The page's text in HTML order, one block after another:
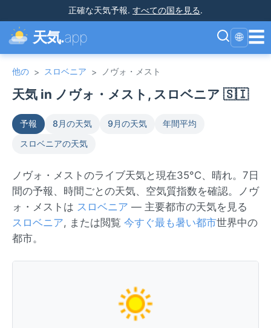
正確な天気予報. すべての国を見る.
天気.app 🌐 ☰
他の > スロベニア > ノヴォ・メスト
天気 in ノヴォ・メスト, スロベニア 🇸🇮
予報 8月の天気 9月の天気
年間平均
スロベニアの天気
ノヴォ・メストのライブ天気と現在35°C、晴れ。7日
間の予報、時間ごとの天気、空気質指数を確認。ノヴ
ォ・メストは スロベニア — 主要都市の天気を見る
スロベニア, または閲覧 今すぐ最も暑い都市世界中の
都市。